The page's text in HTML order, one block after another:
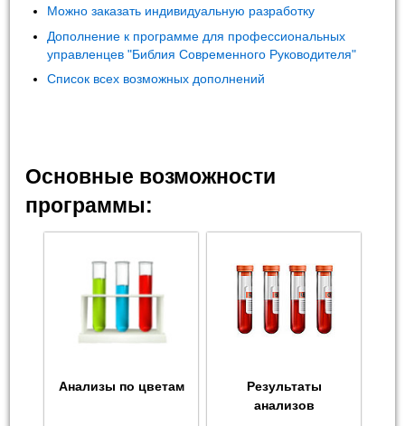
Можно заказать индивидуальную разработку
Дополнение к программе для профессиональных
управленцев "Библия Современного Руководителя"
Список всех возможных дополнений
Основные возможности
программы:
Анализы по цветам
Результаты
анализов